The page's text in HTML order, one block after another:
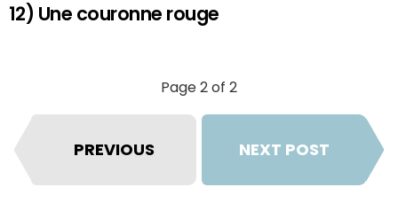
12) Une couronne rouge
Page 2 of 2
PREVIOUS NEXT POST